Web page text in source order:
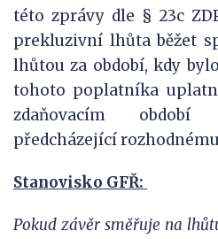
této zprávy dle § 23c
prekluzivní lhůta běžet
lhůtou za období, kdy
tohoto poplatníka
zdaňovacím
předcházející
Stanovisko GFŘ:
Pokud závěr směřuje na